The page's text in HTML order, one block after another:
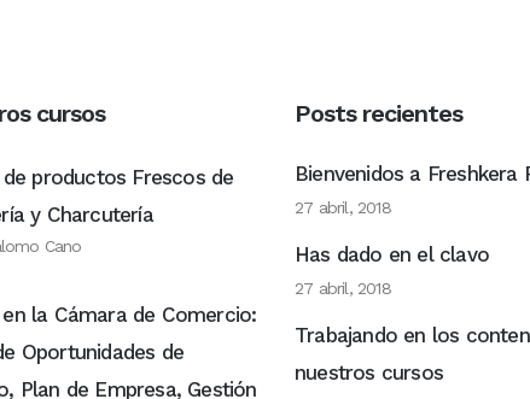
cursos
de productos Frescos de
y Charcutería
Cano
la Cámara de Comercio:
Oportunidades de
Plan de Empresa, Gestión
Posts recientes
Bienvenidos a Freshkera
27 abril, 2018
Has dado en el clavo
27 abril, 2018
Trabajando en los
nuestros cursos